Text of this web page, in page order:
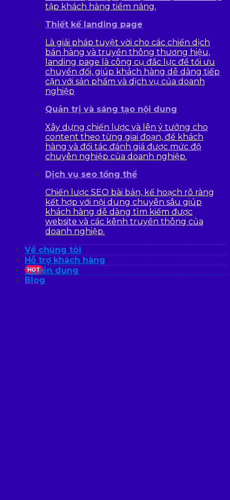
tập khách hàng tiềm năng.
Thiết kế landing page
Là giải pháp tuyệt vời cho các chiến dịch
bán hàng và truyền thông thương hiệu,
landing page là công cụ đắc lực để tối ưu
chuyển đổi, giúp khách hàng dễ dàng tiếp
cận với sản phẩm và dịch vụ của doanh
nghiệp
Quản trị và sáng tạo nội dung
Xây dựng chiến lược và lên ý tưởng cho
content theo từng giai đoạn, để khách
hàng và đối tác đánh giá được mức độ
chuyên nghiệp của doanh nghiệp.
Dịch vụ seo tổng thể
Chiến lược SEO bài bản, kế hoạch rõ ràng
kết hợp với nội dung chuyên sâu giúp
khách hàng dễ dàng tìm kiếm được
website và các kênh truyền thông của
doanh nghiệp.
Về chúng tôi
Hỗ trợ khách hàng
Tuyển dụng
HOT
Blog